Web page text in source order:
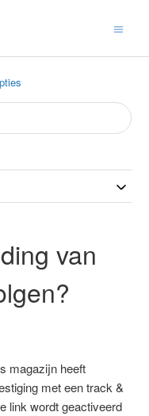
van
magazijn heeft
met een track &
link wordt geactiveerd